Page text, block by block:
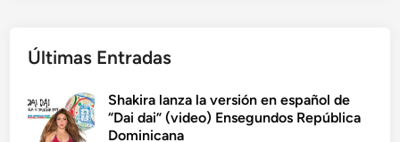
Últimas Entradas
Shakira lanza la versión en español de
“Dai dai” (video) Ensegundos República
Dominicana